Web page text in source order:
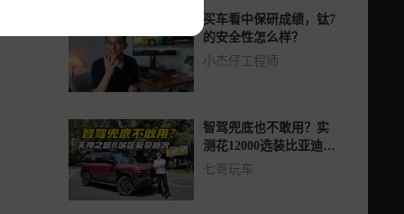
买车看中保研成绩，钛7
的安全性怎么样？
小杰仔工程师
智驾兜底也不敢用？实
测花12000选装比亚迪天
神之眼B到底值不值？
七哥玩车